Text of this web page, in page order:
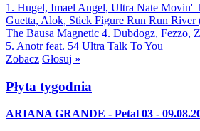
1. Hugel, Imael Angel, Ultra Nate Movin'
Guetta, Alok, Stick Figure Run Run River
The Bausa Magnetic 4. Dubdogz, Fezzo,
5. Anotr feat. 54 Ultra Talk To You
Zobacz Głosuj »
Płyta tygodnia
ARIANA GRANDE - Petal 03 -